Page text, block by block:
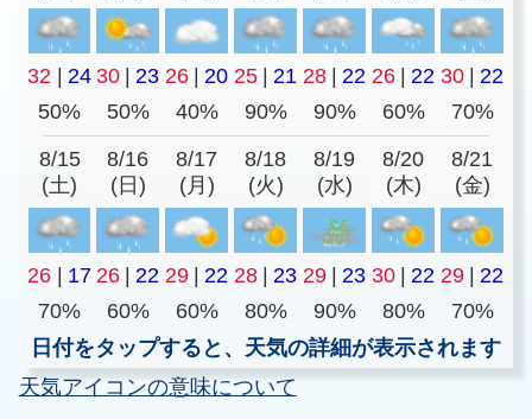
32 24 30 23 26 20 25 21 28 22 26 22 30
22
50%
50% 40% 90% 90% 60% 70%
8/15
(土)
8/16
(日)
8/17
(月)
8/18
(火)
8/19
(水)
8/20
(木)
8/21
(金)
26 17 26 22 29 22 28 23 29 23 30 22 29
22
70%
60% 60% 80% 90% 80%
70%
日付をタップすると、天気の詳細が表示されます
天気アイコンの意味について